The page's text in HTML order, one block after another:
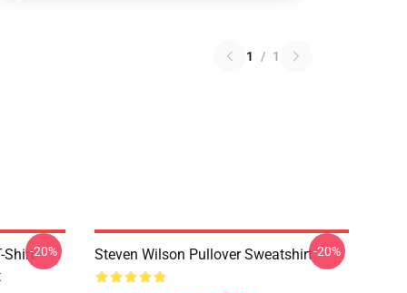
1 / 1
Shirt-20% Steven Wilson Pullover Sweatshirt-20%